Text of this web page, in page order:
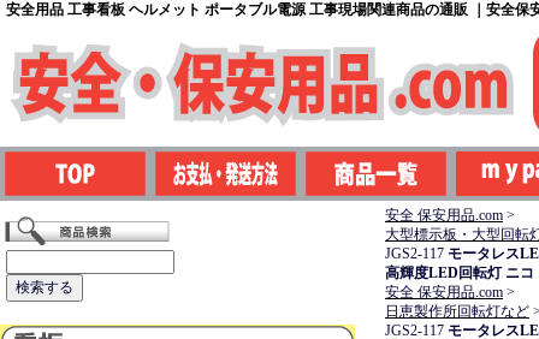
安全用品 工事看板 ヘルメット ポータブル電源 工事現場関連商品の通販 ｜安全保
安全 保安用品.com >
大型標示板・大型回転
JGS2-117 モータレス
高輝度LED回転灯 ニ
安全 保安用品.com >
日恵製作所回転灯など
JGS2-117 モータレス